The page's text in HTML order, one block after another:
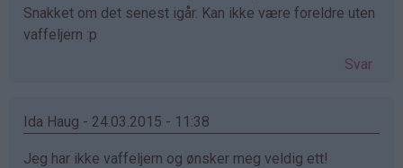
Snakket om det senest igår. Kan ikke være foreldre uten
vaffeljern :p
Svar
Ida Haug - 24.03.2015 - 11:38
Jeg har ikke vaffeljern og ønsker meg veldig ett!